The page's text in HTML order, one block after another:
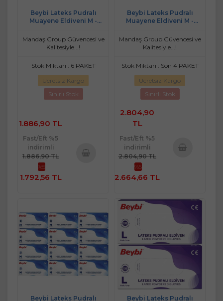
Beybi Lateks Pudralı
Muayene Eldiveni M -
Mandaş Group Güvencesi ve
Kalitesiyle...!
Stok Miktarı : 6 PAKET
Ücretsiz Kargo
Sınırlı Stok
1.886,90 TL
Fast/Eft %5
indirimli
1.886,90 TL
%5
1.792,56 TL
Beybi Lateks Pudralı
Muayene Eldiveni M -
Mandaş Group Güvencesi ve
Kalitesiyle...!
Stok Miktarı : Son 4 PAKET
Ücretsiz Kargo
Sınırlı Stok
2.804,90
TL
Fast/Eft %5
indirimli
2.804,90 TL
%5
2.664,66 TL
Beybi Lateks Pudralı
Beybi Lateks Pudralı